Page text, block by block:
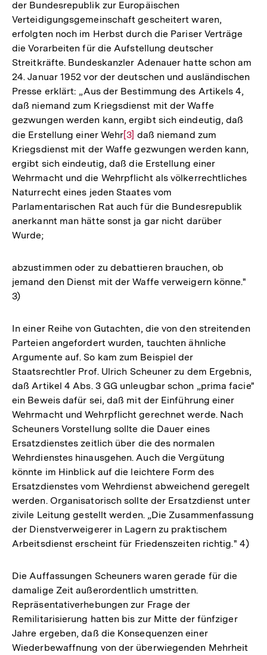
der Bundesrepublik zur Europäischen
Verteidigungsgemeinschaft gescheitert waren,
erfolgten noch im Herbst durch die Pariser Verträge
die Vorarbeiten für die Aufstellung deutscher
Streitkräfte. Bundeskanzler Adenauer hatte schon am
24. Januar 1952 vor der deutschen und ausländischen
Presse erklärt: „Aus der Bestimmung des Artikels 4,
daß niemand zum Kriegsdienst mit der Waffe
gezwungen werden kann, ergibt sich eindeutig, daß
die Erstellung einer WehrZur
Auflösung
der
Fußnote
[3] daß niemand zum
Kriegsdienst mit der Waffe gezwungen werden kann,
ergibt sich eindeutig, daß die Erstellung einer
Wehrmacht und die Wehrpflicht als völkerrechtliches
Naturrecht eines jeden Staates vom
Parlamentarischen Rat auch für die Bundesrepublik
anerkannt man hätte sonst ja gar nicht darüber
Wurde;
abzustimmen oder zu debattieren brauchen, ob
jemand den Dienst mit der Waffe verweigern könne."
3)
In einer Reihe von Gutachten, die von den streitenden
Parteien angefordert wurden, tauchten ähnliche
Argumente auf. So kam zum Beispiel der
Staatsrechtler Prof. Ulrich Scheuner zu dem Ergebnis,
daß Artikel 4 Abs. 3 GG unleugbar schon „prima facie"
ein Beweis dafür sei, daß mit der Einführung einer
Wehrmacht und Wehrpflicht gerechnet werde. Nach
Scheuners Vorstellung sollte die Dauer eines
Ersatzdienstes zeitlich über die des normalen
Wehrdienstes hinausgehen. Auch die Vergütung
könnte im Hinblick auf die leichtere Form des
Ersatzdienstes vom Wehrdienst abweichend geregelt
werden. Organisatorisch sollte der Ersatzdienst unter
zivile Leitung gestellt werden. „Die Zusammenfassung
der Dienstverweigerer in Lagern zu praktischem
Arbeitsdienst erscheint für Friedenszeiten richtig." 4)
Die Auffassungen Scheuners waren gerade für die
damalige Zeit außerordentlich umstritten.
Repräsentativerhebungen zur Frage der
Remilitarisierung hatten bis zur Mitte der fünfziger
Jahre ergeben, daß die Konsequenzen einer
Wiederbewaffnung von der überwiegenden Mehrheit